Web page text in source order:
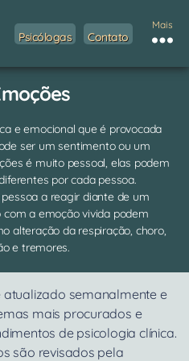
Psicólogas Contato
Mais
e emocional que é provocada
ser um sentimento ou um
é muito pessoal, elas podem
por cada pessoa.
a reagir diante de um
a emoção vivida podem
alteração da respiração, choro,
e tremores.
atualizado semanalmente e
mais procurados e
de psicologia clínica.
são revisados pela